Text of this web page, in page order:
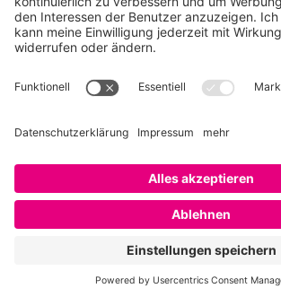
Impressum
Cookie-Richtlinie (EU)
Copyright © 2026SAATKORN